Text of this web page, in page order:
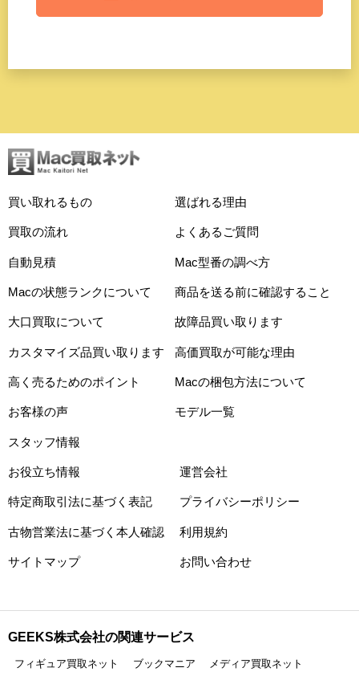
買い取れるもの 選ばれる理由
買取の流れ よくあるご質問
自動見積 Mac型番の調べ方
Macの状態ランクについて 商品を送る前に確認すること
大口買取について 故障品買い取ります
カスタマイズ品買い取ります 高価買取が可能な理由
高く売るためのポイント Macの梱包方法について
お客様の声 モデル一覧
スタッフ情報
お役立ち情報 運営会社
特定商取引法に基づく表記 プライバシーポリシー
古物営業法に基づく本人確認 利用規約
サイトマップ お問い合わせ
GEEKS株式会社の関連サービス
フィギュア買取ネット ブックマニア メディア買取ネット